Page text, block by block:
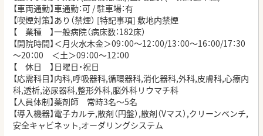
【車両通勤】車通勤：可 / 駐車場：有
【喫煙対策】あり（禁煙） [特記事項] 敷地内禁煙
【 業種 】一般病院（病床数：182床）
【開院時間】＜月火水木金＞09：00～12：00/13：00～16：00/17：30
～20：00 ＜土＞09：00～12：00
【 休日 】日曜日・祝日
【応需科目】内科,呼吸器科,循環器科,消化器科,外科,皮膚科,心療内
科,透析,泌尿器科,整形外科,脳外科リウマチ科
【人員体制】薬剤師 常時3名～5名
【導入機器】電子カルテ,散剤（円盤） ,散剤（Vマス） ,クリーンベンチ,
安全キャビネット,オーダリングシステム